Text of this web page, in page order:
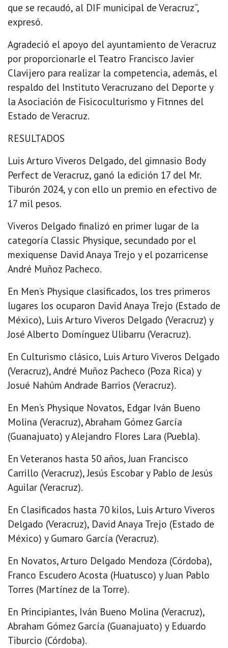
que se recaudó, al DIF municipal de Veracruz”,
expresó.
Agradeció el apoyo del ayuntamiento de Veracruz
por proporcionarle el Teatro Francisco Javier
Clavijero para realizar la competencia, además, el
respaldo del Instituto Veracruzano del Deporte y
la Asociación de Fisicoculturismo y Fitnnes del
Estado de Veracruz.
RESULTADOS
Luis Arturo Viveros Delgado, del gimnasio Body
Perfect de Veracruz, ganó la edición 17 del Mr.
Tiburón 2024, y con ello un premio en efectivo de
17 mil pesos.
Viveros Delgado finalizó en primer lugar de la
categoría Classic Physique, secundado por el
mexiquense David Anaya Trejo y el pozarricense
André Muñoz Pacheco.
En Men’s Physique clasificados, los tres primeros
lugares los ocuparon David Anaya Trejo (Estado de
México), Luis Arturo Viveros Delgado (Veracruz) y
José Alberto Domínguez Ulibarru (Veracruz).
En Culturismo clásico, Luis Arturo Viveros Delgado
(Veracruz), André Muñoz Pacheco (Poza Rica) y
Josué Nahúm Andrade Barrios (Veracruz).
En Men’s Physique Novatos, Edgar Iván Bueno
Molina (Veracruz), Abraham Gómez García
(Guanajuato) y Alejandro Flores Lara (Puebla).
En Veteranos hasta 50 años, Juan Francisco
Carrillo (Veracruz), Jesús Escobar y Pablo de Jesús
Aguilar (Veracruz).
En Clasificados hasta 70 kilos, Luis Arturo Viveros
Delgado (Veracruz), David Anaya Trejo (Estado de
México) y Gumaro García (Veracruz).
En Novatos, Arturo Delgado Mendoza (Córdoba),
Franco Escudero Acosta (Huatusco) y Juan Pablo
Torres (Martínez de la Torre).
En Principiantes, Iván Bueno Molina (Veracruz),
Abraham Gómez García (Guanajuato) y Eduardo
Tiburcio (Córdoba).